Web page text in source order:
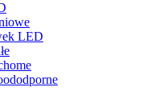
LED